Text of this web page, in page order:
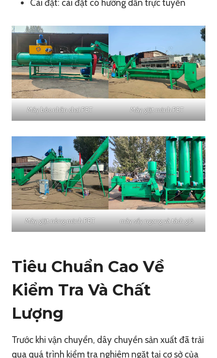
Cài đặt: cài đặt có hướng dẫn trực tuyến
Máy bóc nhãn chai PET Máy giặt mảnh PET
Máy giặt nóng mảnh PET máy sấy ngang và tách gió
Tiêu Chuẩn Cao Về
Kiểm Tra Và Chất
Lượng
Trước khi vận chuyển, dây chuyền sản xuất đã trải
qua quá trình kiểm tra nghiêm ngặt tại cơ sở của